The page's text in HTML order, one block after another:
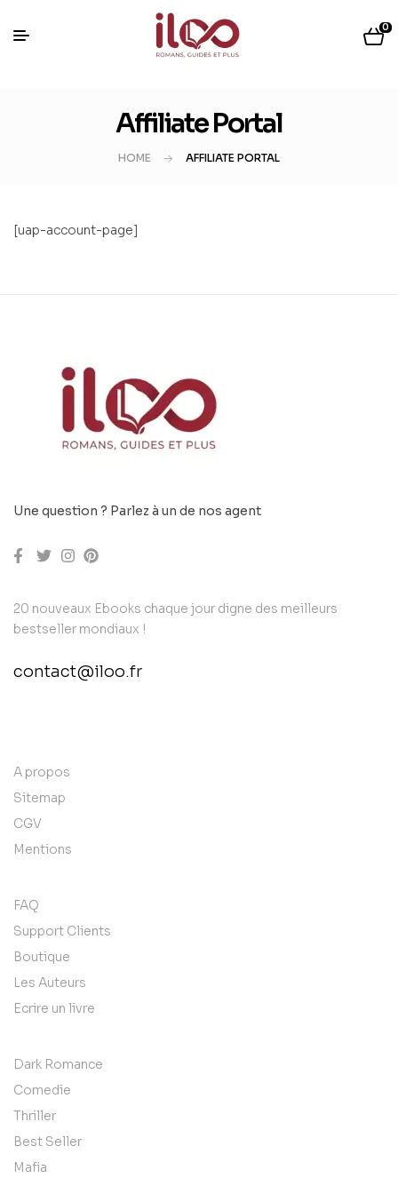
0
Affiliate Portal
HOME AFFILIATE PORTAL
[uap-account-page]
Une question ? Parlez à un de nos agent
20 nouveaux Ebooks chaque jour digne des meilleurs
bestseller mondiaux !
contact@iloo.fr
A propos
Sitemap
CGV
Mentions
FAQ
Support Clients
Boutique
Les Auteurs
Ecrire un livre
Dark Romance
Comedie
Thriller
Best Seller
Mafia